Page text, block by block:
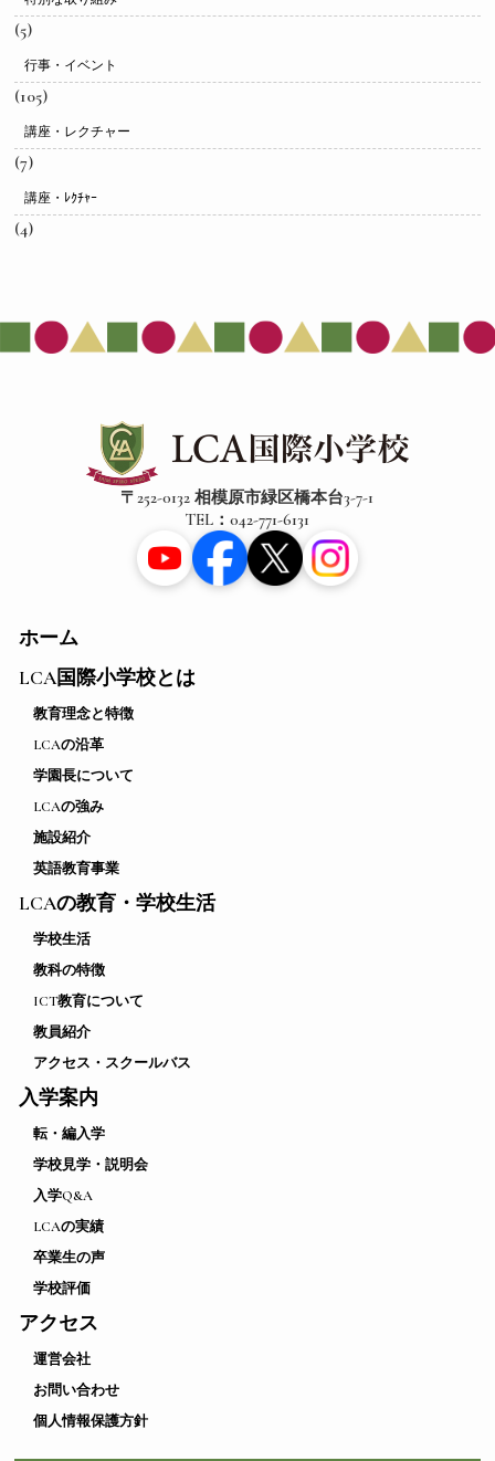
(5)
行事・イベント
(105)
講座・レクチャー
(7)
講座・ﾚｸﾁｬｰ
(4)
〒252-0132 相模原市緑区橋本台3-7-1
TEL：042-771-6131
ホーム
LCA国際小学校とは
教育理念と特徴
LCAの沿革
学園長について
LCAの強み
施設紹介
英語教育事業
LCAの教育・学校生活
学校生活
教科の特徴
ICT教育について
教員紹介
アクセス・スクールバス
入学案内
転・編入学
学校見学・説明会
入学Q&A
LCAの実績
卒業生の声
学校評価
アクセス
運営会社
お問い合わせ
個人情報保護方針